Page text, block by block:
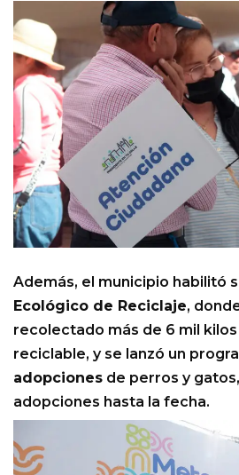
Además, el municipio habilitó
Ecológico de Reciclaje,
recolectado más de 6 mil
reciclable, y se lanzó un
adopciones de perros y
adopciones hasta la fecha.